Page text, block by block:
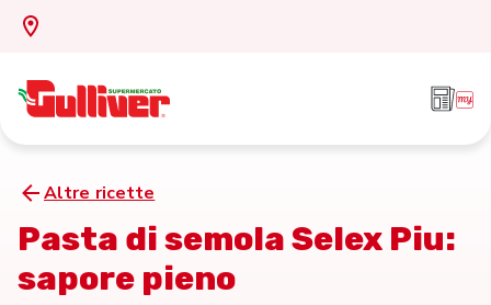
Altre ricette
Pasta di semola Selex Piu:
sapore pieno